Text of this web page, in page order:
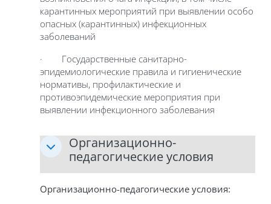
карантинных мероприятий при выявлении особо
опасных (карантинных) инфекционных
заболеваний
· Государственные санитарно-
эпидемиологические правила и гигиенические
нормативы, профилактические и
противоэпидемические мероприятия при
выявлении инфекционного заболевания
Организационно-
педагогические условия
Организационно-педагогические условия: